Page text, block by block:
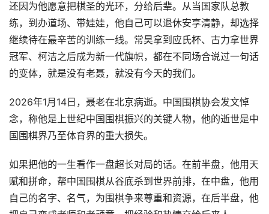
还因为他愿意把棋圣的光环，分给后辈。从当国家队总教
练，到办道场、带娃娃，他自己可以退休安享清静，却选择
继续待在最辛苦的训练一线。常昊拿到应氏杯、古力拿世界
冠军、柯洁之后成为新一代旗帜，都在不同场合说过一句话
的变体，就是没有老聂，就没有今天的我们。
2026年1月14日，聂老在北京病逝。中国围棋协会发文悼
念，称他是上世纪中国围棋振兴的关键人物，他的逝世是中
国围棋界乃至体育界的重大损失。
如果把他的一生看作一盘超长对局的话。在前半盘，他用天
赋和拼命，帮中国围棋从谷底杀到世界前排，在中盘，他用
自己的名字、名气，为围棋争来尊重和资源，在后半盘，他